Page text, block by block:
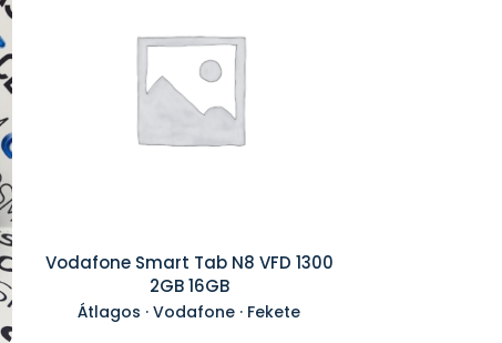
Vodafone Smart Tab N8 VFD 1300
2GB 16GB
Átlagos · Vodafone · Fekete